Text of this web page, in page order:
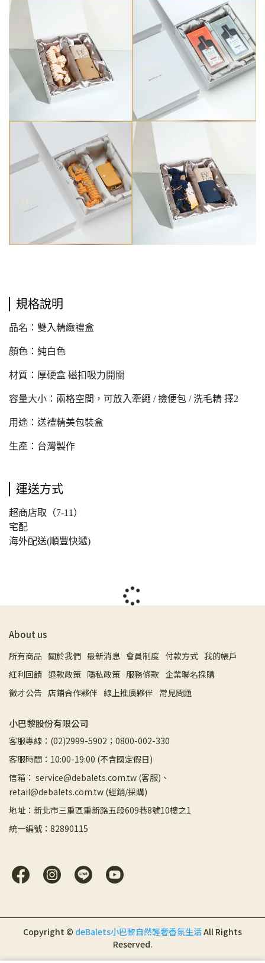
規格說明
品名：雙入精緻禮盒
顏色：純白色
材質：厚硬盒 磁扣吸力開關
容量大小：兩格空間，可放入牽繩 / 撿便包 / 洗毛精 擇2
用途：送禮精美包裝盒
生產：台灣製作
運送方式
超商店取（7-11）
宅配
海外配送(順豐快遞)
About us
所有商品 關於我們 最新消息 會員制度 付款方式 我的帳戶
紅利回饋 退款政策 隱私政策 服務條款 企業聯名採購
徵才公告 店鋪合作夥伴 線上推廣夥伴 常見問題
小巴黎股份有限公司
客服專線：(02)2999-5902；0800-002-330
客服時間：10:00-19:00 (不含國定假日)
信箱： service@debalets.com.tw (客服)、
retail@debalets.com.tw (經銷/採購)
地址：新北市三重區重新路五段609巷8號10樓之1
統一編號：82890115
Copyright © deBalets小巴黎自然輕奢香氛生活All Rights
Reserved.